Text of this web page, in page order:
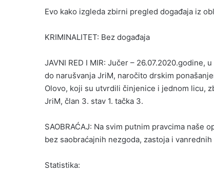
Evo kako izgleda zbirni pregled događaja iz
KRIMINALITET: Bez događaja
JAVNI RED I MIR: Jučer – 26.07.2020.godine,
do narušvanja JriM, naročito drskim
Olovo, koji su utvrdili činjenice i jednom licu,
JriM, član 3. stav 1. tačka 3.
SAOBRAĆAJ: Na svim putnim pravcima naše
bez saobraćajnih nezgoda, zastoja i
Statistika: